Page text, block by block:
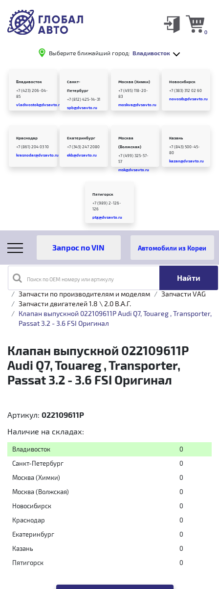
Выберите ближайший город: Владивосток
0
Владивосток
+7 (423) 206-04-
85
vladivostok@dvsavto.ru
Санкт-
Петербург
+7 (812) 425-14-31
spb@dvsavto.ru
Москва (Химки)
+7 (495) 118-20-
83
moskva@dvsavto.ru
Новосибирск
+7 (383) 312 02 60
novosib@dvsavto.ru
Краснодар
+7 (861) 204 03 10
krasnodar@dvsavto.ru
Екатеринбург
+7 (343) 247 2080
ekb@dvsavto.ru
Москва
(Волжская)
+7 (499) 325-57-
57
msk@dvsavto.ru
Казань
+7 (843) 500-45-
80
kazan@dvsavto.ru
Пятигорск
+7 (989) 2-126-
126
ptg@dvsavto.ru
Поиск по OEM номеру или артикулу
Автомобили из Кореи
Главная
Каталог товаров
Запчасти по производителям и моделям
Запчасти VAG
Запчасти двигателей 1.8 \ 2.0 B.A.Г.
Клапан выпускной 022109611P Audi Q7, Touareg , Transporter,
Passat 3.2 - 3.6 FSI Оригинал
Клапан выпускной 022109611P
Audi Q7, Touareg , Transporter,
Passat 3.2 - 3.6 FSI Оригинал
Артикул: 022109611P
Наличие на складах:
Владивосток
0
Санкт-Петербург
0
Москва (Химки)
0
Москва (Волжская)
0
Новосибирск
0
Краснодар
0
Екатеринбург
0
Казань
0
Пятигорск
0